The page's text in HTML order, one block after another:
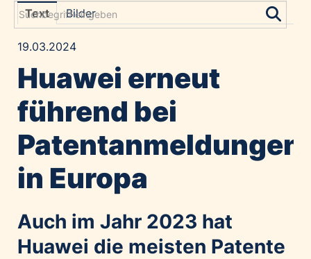
Grayling Agentur
Alawyer
Amadeus Austrian Music Awards
Bolt
Constantia Flexibles
Costa Kreuzfahrten
Financial Times
GE HealthCare
Text Bilder
19.03.2024
Huawei erneut
führend bei
Patentanmeldungen
in Europa
Auch im Jahr 2023 hat
Huawei die meisten Patente